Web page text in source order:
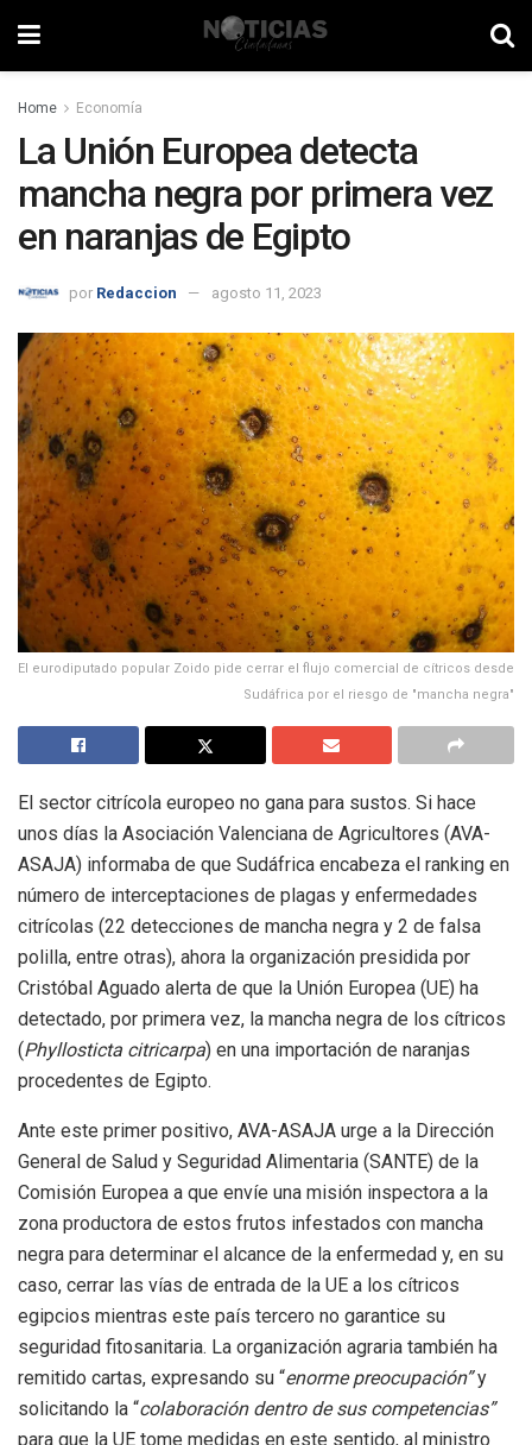
Home Economía
La Unión Europea detecta
mancha negra por primera vez
en naranjas de Egipto
por Redaccion agosto 11, 2023
El eurodiputado popular Zoido pide cerrar el flujo comercial de cítricos desde
Sudáfrica por el riesgo de "mancha negra"
El sector citrícola europeo no gana para sustos. Si hace
unos días la Asociación Valenciana de Agricultores (AVA-
ASAJA) informaba de que Sudáfrica encabeza el ranking en
número de interceptaciones de plagas y enfermedades
citrícolas (22 detecciones de mancha negra y 2 de falsa
polilla, entre otras), ahora la organización presidida por
Cristóbal Aguado alerta de que la Unión Europea (UE) ha
detectado, por primera vez, la mancha negra de los cítricos
(Phyllosticta citricarpa) en una importación de naranjas
procedentes de Egipto.
Ante este primer positivo, AVA-ASAJA urge a la Dirección
General de Salud y Seguridad Alimentaria (SANTE) de la
Comisión Europea a que envíe una misión inspectora a la
zona productora de estos frutos infestados con mancha
negra para determinar el alcance de la enfermedad y, en su
caso, cerrar las vías de entrada de la UE a los cítricos
egipcios mientras este país tercero no garantice su
seguridad fitosanitaria. La organización agraria también ha
remitido cartas, expresando su “enorme preocupación”y
solicitando la “colaboración dentro de sus competencias”
para que la UE tome medidas en este sentido, al ministro